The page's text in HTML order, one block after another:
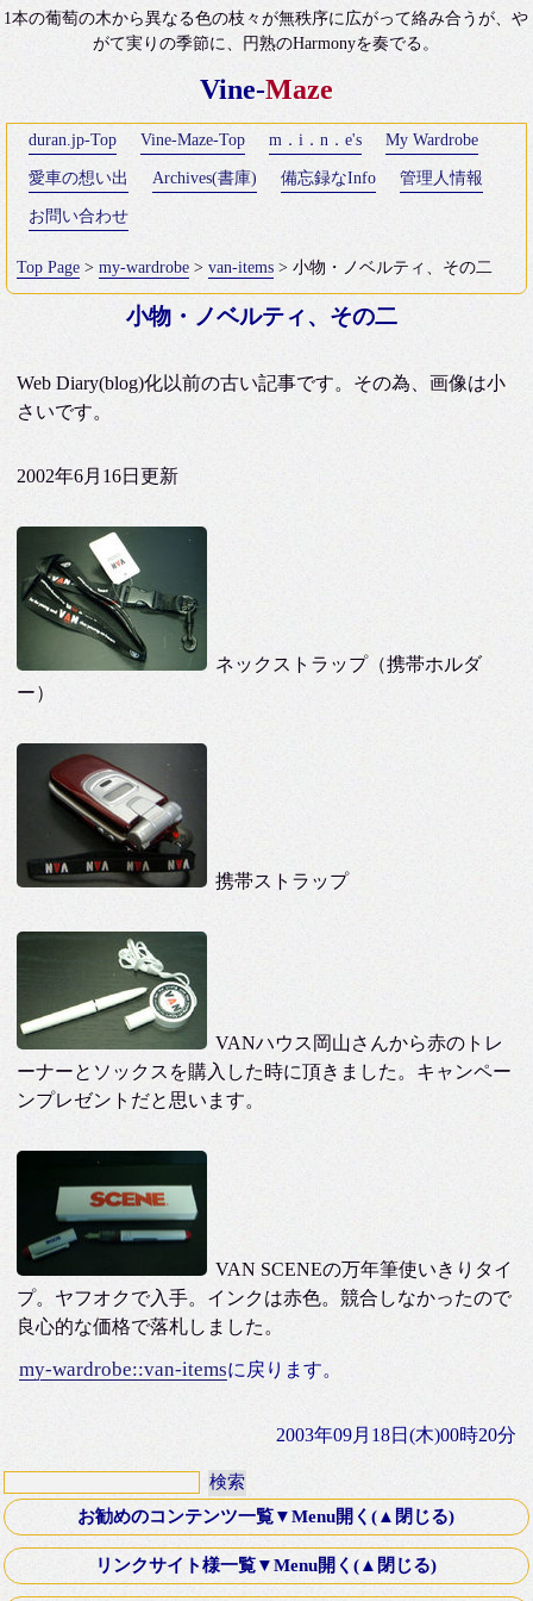
1本の葡萄の木から異なる色の枝々が無秩序に広がって絡み合うが、や
がて実りの季節に、円熟のHarmonyを奏でる。
Vine-Maze
duran.jp-Top Vine-Maze-Top m．i．n．e's My Wardrobe
愛車の想い出 Archives(書庫) 備忘録なInfo 管理人情報
お問い合わせ
Top Page >my-wardrobe >van-items > 小物・ノベルティ、その二
小物・ノベルティ、その二
Web Diary(blog)化以前の古い記事です。その為、画像は小
さいです。
2002年6月16日更新
ネックストラップ（携帯ホルダ
ー）
携帯ストラップ
VANハウス岡山さんから赤のトレ
ーナーとソックスを購入した時に頂きました。キャンペー
ンプレゼントだと思います。
VAN SCENEの万年筆使いきりタイ
プ。ヤフオクで入手。インクは赤色。競合しなかったので
良心的な価格で落札しました。
my-wardrobe::van-itemsに戻ります。
2003年09月18日(木)00時20分
お勧めのコンテンツ一覧▼Menu開く(▲閉じる)
第十八話・外伝「Down ！」K氏より寄稿
Old Fashioned Love Songシリーズ
リンクサイト様一覧▼Menu開く(▲閉じる)